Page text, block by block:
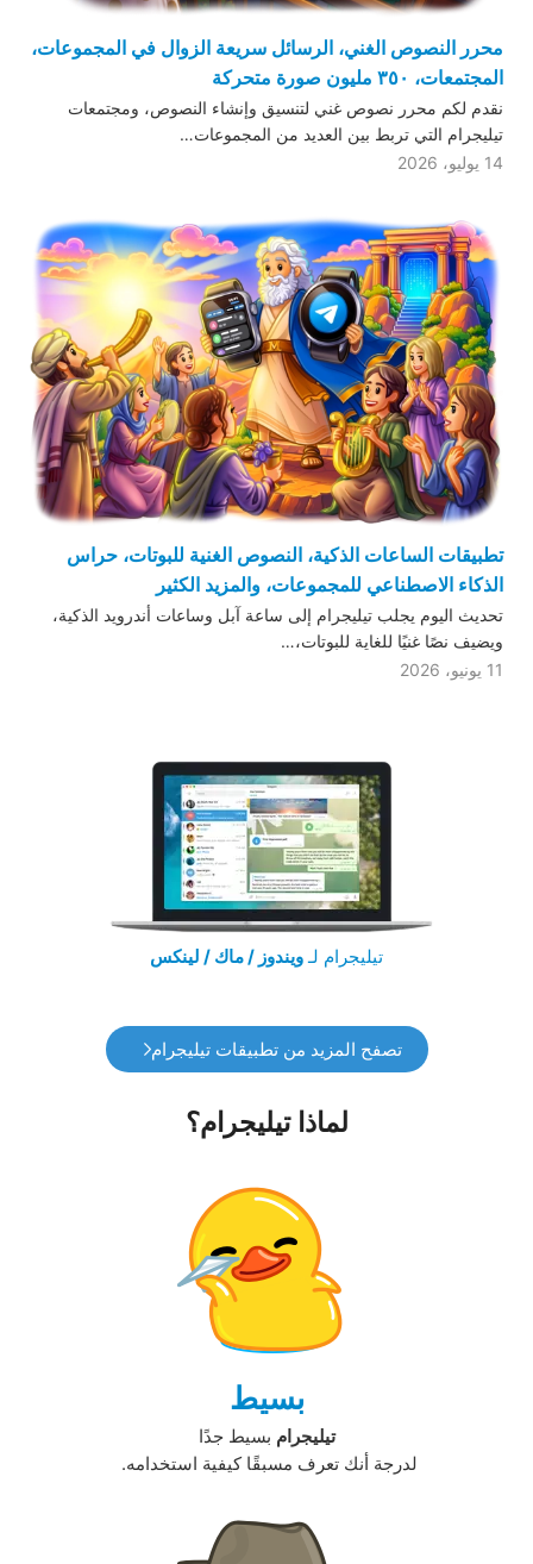
محرر النصوص الغني، الرسائل سريعة الزوال في المجموعات،
المجتمعات، ٣٥٠ مليون صورة متحركة
نقدم لكم محرر نصوص غني لتنسيق وإنشاء النصوص، ومجتمعات
تيليجرام التي تربط بين العديد من المجموعات…
14 يوليو، 2026
تطبيقات الساعات الذكية، النصوص الغنية للبوتات، حراس
الذكاء الاصطناعي للمجموعات، والمزيد الكثير
تحديث اليوم يجلب تيليجرام إلى ساعة آبل وساعات أندرويد الذكية،
ويضيف نصًا غنيًا للغاية للبوتات،…
11 يونيو، 2026
تيليجرام لـويندوز / ماك / لينكس
تصفح المزيد من تطبيقات تيليجرام
لماذا تيليجرام؟
بسيط
تيليجرام بسيط جدًا
لدرجة أنك تعرف مسبقًا كيفية استخدامه. ‏